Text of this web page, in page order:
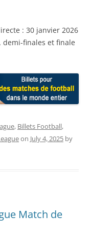
: 30 janvier 2026
finales et finale
, Billets Football,
on July 4, 2025 by
Match de